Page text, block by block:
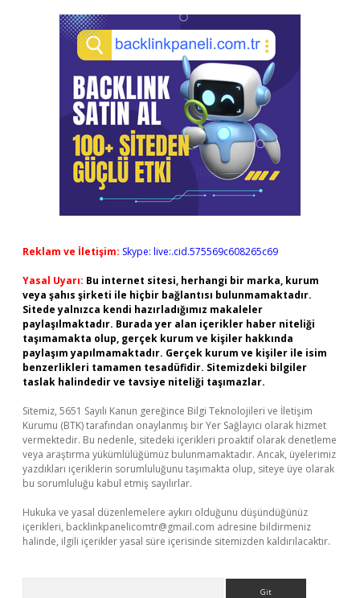
Reklam ve İletişim: Skype: live:.cid.575569c608265c69
Yasal Uyarı: Bu internet sitesi, herhangi bir marka, kurum
veya şahıs şirketi ile hiçbir bağlantısı bulunmamaktadır.
Sitede yalnızca kendi hazırladığımız makaleler
paylaşılmaktadır. Burada yer alan içerikler haber niteliği
taşımamakta olup, gerçek kurum ve kişiler hakkında
paylaşım yapılmamaktadır. Gerçek kurum ve kişiler ile isim
benzerlikleri tamamen tesadüfidir. Sitemizdeki bilgiler
taslak halindedir ve tavsiye niteliği taşımazlar.
Sitemiz, 5651 Sayılı Kanun gereğince Bilgi Teknolojileri ve İletişim
Kurumu (BTK) tarafından onaylanmış bir Yer Sağlayıcı olarak hizmet
vermektedir. Bu nedenle, sitedeki içerikleri proaktif olarak denetleme
veya araştırma yükümlülüğümüz bulunmamaktadır. Ancak, üyelerimiz
yazdıkları içeriklerin sorumluluğunu taşımakta olup, siteye üye olarak
bu sorumluluğu kabul etmiş sayılırlar.
Hukuka ve yasal düzenlemelere aykırı olduğunu düşündüğünüz
içerikleri, backlinkpanelicomtr@gmail.com adresine bildirmeniz
halinde, ilgili içerikler yasal süre içerisinde sitemizden kaldırılacaktır.